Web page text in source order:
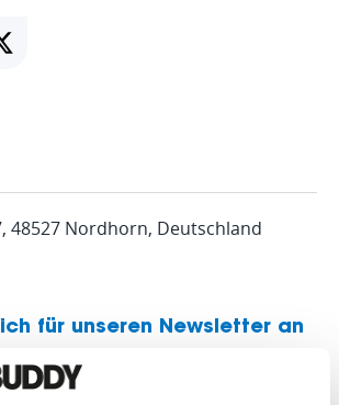
48527 Nordhorn, Deutschland
für unseren Newsletter an